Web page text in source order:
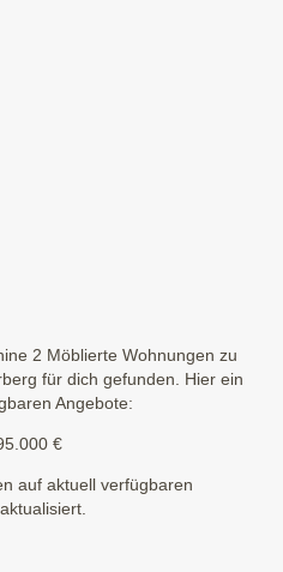
2 Möblierte Wohnungen zu
für dich gefunden. Hier ein
Angebote:
€
auf aktuell verfügbaren